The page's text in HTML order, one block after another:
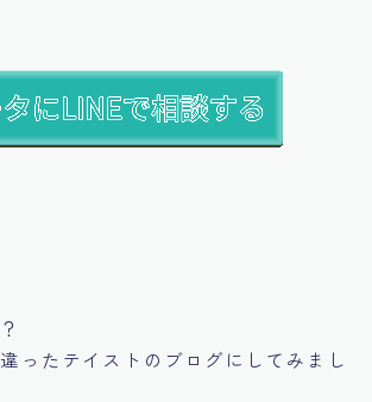
ったテイストのブログにしてみまし